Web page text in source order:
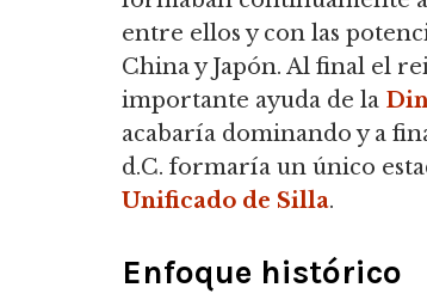
entre ellos y con las
China y Japón. Al final el
importante ayuda de la
acabaría dominando y a
d.C. formaría un único
Unificado de Silla.
Enfoque histórico